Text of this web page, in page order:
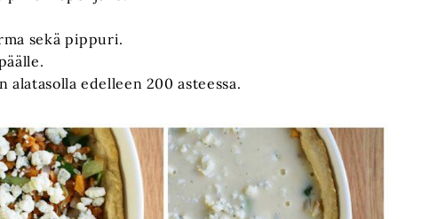
sekä pippuri.
edelleen 200 asteessa.